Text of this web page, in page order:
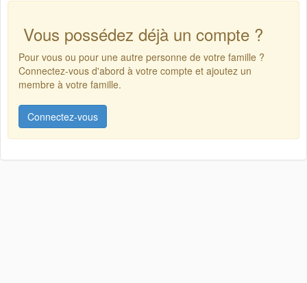
Vous possédez déjà un compte ?
Pour vous ou pour une autre personne de votre famille ?
Connectez-vous d'abord à votre compte et ajoutez un
membre à votre famille.
Connectez-vous